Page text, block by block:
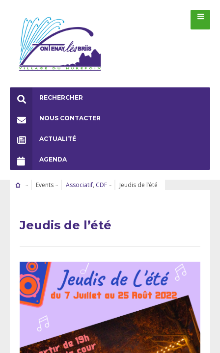
RECHERCHER
NOUS CONTACTER
ACTUALITÉ
AGENDA
Events Associatif, CDF Jeudis de l’été
Jeudis de l’été